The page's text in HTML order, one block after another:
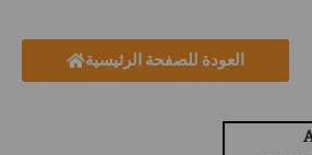
العودة للصفحة الرئيسية